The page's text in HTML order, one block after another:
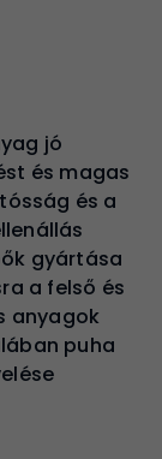
jó
és magas
és a
gyártása
a felső és
anyagok
puha